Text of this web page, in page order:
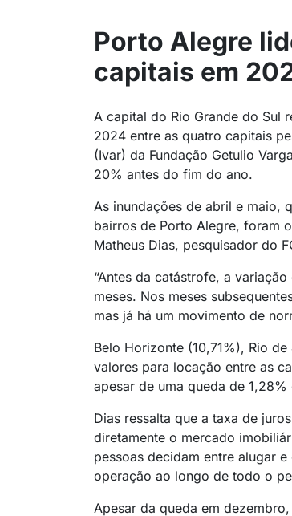
Porto Alegre
capitais em
A capital do Rio Grande do Sul
2024 entre as quatro capitais
(Ivar) da Fundação Getulio
20% antes do fim do ano.
As inundações de abril e maio,
bairros de Porto Alegre, foram
Matheus Dias, pesquisador do
“Antes da catástrofe, a
meses. Nos meses
mas já há um movimento de
Belo Horizonte (10,71%), Rio
valores para locação entre as
apesar de uma queda de
Dias ressalta que a taxa de
diretamente o mercado
pessoas decidam entre alugar
operação ao longo de todo o
Apesar da queda em